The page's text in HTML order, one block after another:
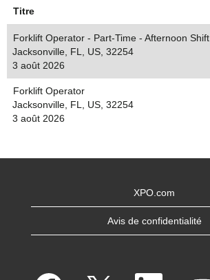
Titre
Forklift Operator - Part-Time - Afternoon Shift
Jacksonville, FL, US, 32254
3 août 2026
Forklift Operator
Jacksonville, FL, US, 32254
3 août 2026
XPO.com
Avis de confidentialité
S